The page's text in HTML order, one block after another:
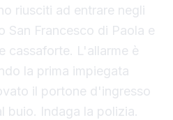
riusciti ad entrare negli
San Francesco di Paola e
cassaforte. L'allarme è
la prima impiegata
il portone d'ingresso
buio. Indaga la polizia.